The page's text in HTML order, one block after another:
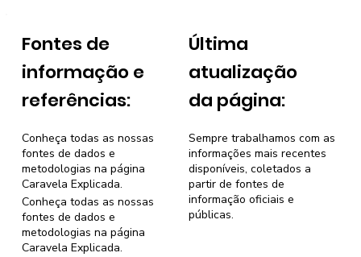
Fontes de
informação e
referências:
Última
atualização
da página:
Sempre trabalhamos com as
informações mais recentes
disponíveis, coletados a
partir de fontes de
informação oficiais e
públicas.
Conheça todas as nossas
fontes de dados e
metodologias na página
Caravela Explicada.
Conheça todas as nossas
fontes de dados e
metodologias na página
Caravela Explicada.